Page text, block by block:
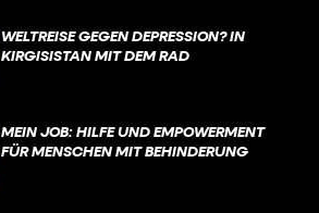
WELTREISE GEGEN DEPRESSION? IN
KIRGISISTAN MIT DEM RAD
MEIN JOB: HILFE UND EMPOWERMENT
FÜR MENSCHEN MIT BEHINDERUNG